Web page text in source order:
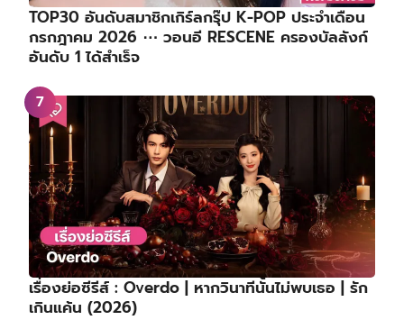
TOP30 อันดับสมาชิกเกิร์ลกรุ๊ป K-POP ประจำเดือน
กรกฎาคม 2026 ⋯ วอนอี RESCENE ครองบัลลังก์
อันดับ 1 ได้สำเร็จ
เรื่องย่อซีรีส์ : Overdo | หากวินาทีนั้นไม่พบเธอ | รัก
เกินแค้น (2026)